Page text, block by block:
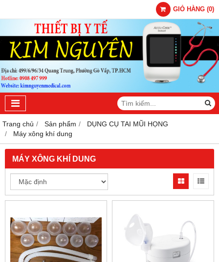
GIỎ HÀNG (0)
Trang chủ Sản phẩm
DỤNG CỤ TAI MŨI HỌNG
Máy xông khí dung
MÁY XÔNG KHÍ DUNG